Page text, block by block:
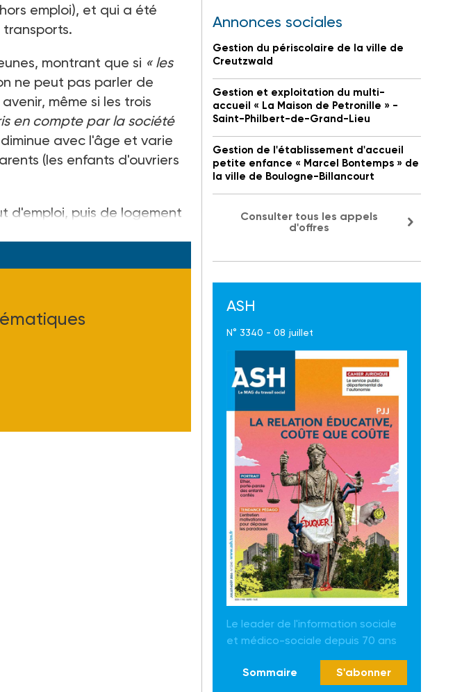
emploi), et qui a été
montrant que si « les
ne peut pas parler de
même si les trois
en compte par la société
avec l'âge et varie
(les enfants d'ouvriers
d'emploi, puis de logement
Annonces sociales
Gestion du périscolaire de la ville de
Creutzwald
Gestion et exploitation du multi-
accueil « La Maison de Petronille » -
Saint-Philbert-de-Grand-Lieu
Gestion de l'établissement d'accueil
petite enfance « Marcel Bontemps » de
la ville de Boulogne-Billancourt
Consulter tous les appels
d'offres
ASH
N° 3340 - 08 juillet
Le leader de l'information sociale
et médico-sociale depuis 70 ans
Sommaire S'abonner